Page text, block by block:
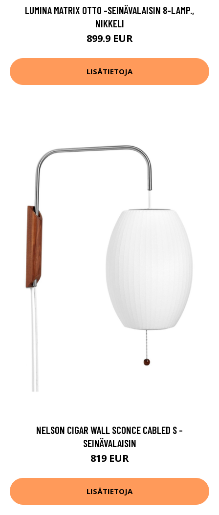
LUMINA MATRIX OTTO -SEINÄVALAISIN 8-LAMP.,
NIKKELI
899.9 EUR
LISÄTIETOJA
NELSON CIGAR WALL SCONCE CABLED S -
SEINÄVALAISIN
819 EUR
LISÄTIETOJA